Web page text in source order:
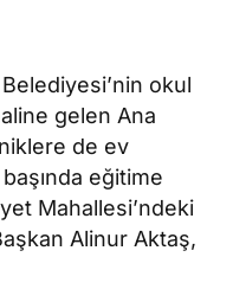
okul
gelen Ana
de ev
eğitime
Mahallesi’ndeki
Alinur Aktaş,